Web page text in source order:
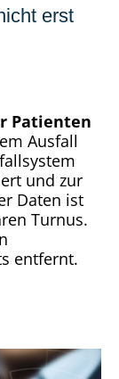
erst
Patienten
Ausfall
und zur
Daten ist
Turnus.
entfernt.